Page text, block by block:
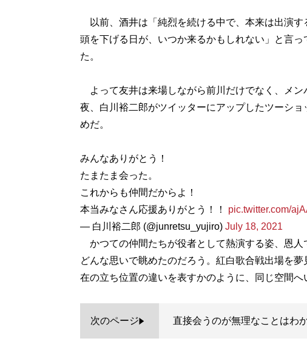
以前、酒井は「純烈を続ける中で、本来は出演
頭を下げる日が、いつか来るかもしれない」と言
た。
よって友井は来場しながら前川だけでなく、メ
夜、白川裕二郎がツイッターにアップしたツーシ
めだ。
みんなありがとう！
たまたま会った。
これからも仲間だからよ！
本当みなさん応援ありがとう！！ pic.twitter.com/
— 白川裕二郎 (@junretsu_yujiro) July 18, 2021
かつての仲間たちが役者として熱演する姿、恩
どんな思いで眺めたのだろう。紅白歌合戦出場を
在の立ち位置の違いを表すかのように、同じ空間へ
次のページ 直接会うのが無理なことはわ